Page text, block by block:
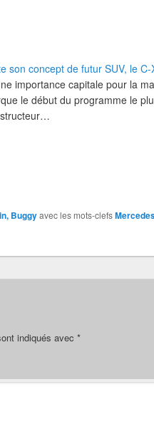
son concept de futur SUV, le C-
importance capitale pour la
le début du programme le
Buggyavec les mots-clefs
indiqués avec *